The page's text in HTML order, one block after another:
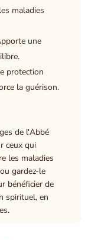
maladies
une
protection
la guérison.
de l'Abbé
ceux qui
les maladies
gardez-le
bénéficier de
spirituel, en